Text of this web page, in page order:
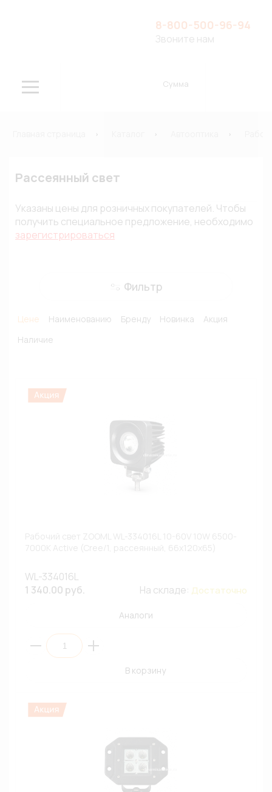
8-800-500-96-94
Звоните нам
Сумма
Рассеянный свет
Указаны цены для розничных покупателей. Чтобы
получить специальное предложение, необходимо
зарегистрироваться
Фильтр
Цене Наименованию Бренду Новинка
Акция
Наличие
WL-334016L
1 340.00 руб.
На складе: Достаточно
Аналоги
В корзину